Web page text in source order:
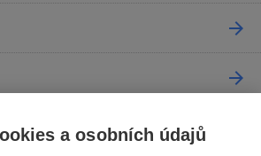
a osobních údajů